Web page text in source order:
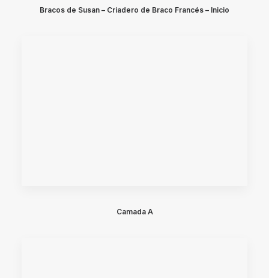
Bracos de Susan – Criadero de Braco Francés – Inicio
Camada A